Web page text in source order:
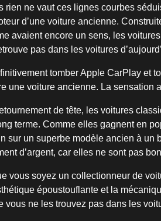
rien ne vaut ces lignes courbes
d’une voiture ancienne.
avaient encore un sens, les
pas dans les voitures
tomber Apple CarPlay et
une voiture ancienne. La sensation
de tête, les voitures
terme. Comme elles gagnent en
sur un superbe modèle ancien à un
d’argent, car elles ne sont pas
vous soyez un collectionneur de
époustouflante et la
vous ne les trouvez pas dans les